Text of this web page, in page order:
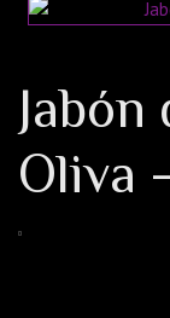
Jabón
Oliva